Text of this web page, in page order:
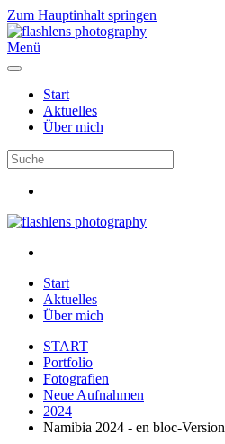
Zum Hauptinhalt springen
Menü
Start
Aktuelles
Über mich
Start
Aktuelles
Über mich
START
Portfolio
Fotografien
Neue Aufnahmen
2024
Namibia 2024 - en bloc-Version